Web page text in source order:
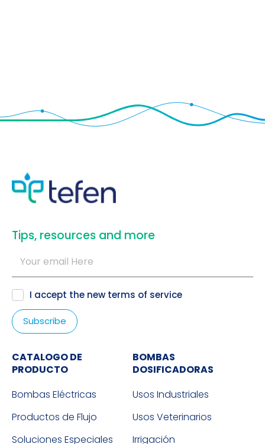
​Tips, resources and more
I accept the new terms of service
CATALOGO DE
PRODUCTO
Bombas Eléctricas
Productos de Flujo
Soluciones Especiales
BOMBAS
DOSIFICADORAS
Usos Industriales
Usos Veterinarios
Irrigación